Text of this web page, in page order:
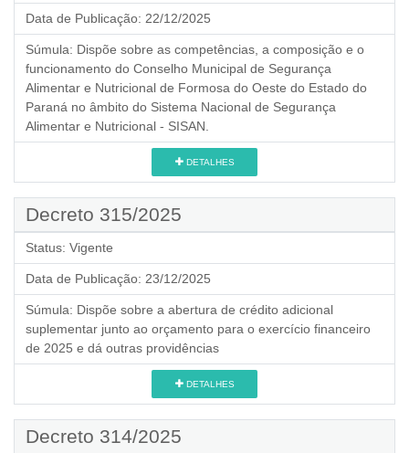
Data de Publicação: 22/12/2025
Súmula: Dispõe sobre as competências, a composição e o
funcionamento do Conselho Municipal de Segurança
Alimentar e Nutricional de Formosa do Oeste do Estado do
Paraná no âmbito do Sistema Nacional de Segurança
Alimentar e Nutricional - SISAN.
DETALHES
Decreto 315/2025
Status: Vigente
Data de Publicação: 23/12/2025
Súmula: Dispõe sobre a abertura de crédito adicional
suplementar junto ao orçamento para o exercício financeiro
de 2025 e dá outras providências
DETALHES
Decreto 314/2025